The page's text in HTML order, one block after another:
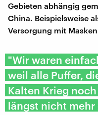
Gebieten abhängig
China. Beispielsweise
Versorgung mit
"Wir waren
weil alle Puffer,
Kalten Krieg
längst nicht mehr